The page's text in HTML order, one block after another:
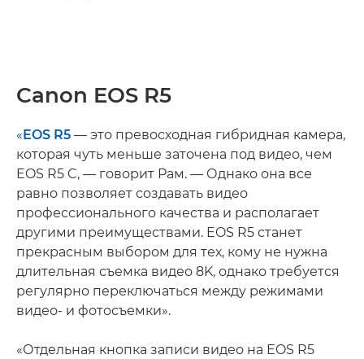
Canon EOS R5
« EOS R5 — это превосходная гибридная камера,
которая чуть меньше заточена под видео, чем
EOS R5 C, — говорит Рам. — Однако она все
равно позволяет создавать видео
профессионального качества и располагает
другими преимуществами. EOS R5 станет
прекрасным выбором для тех, кому не нужна
длительная съемка видео 8K, однако требуется
регулярно переключаться между режимами
видео- и фотосъемки».
«Отдельная кнопка записи видео на EOS R5